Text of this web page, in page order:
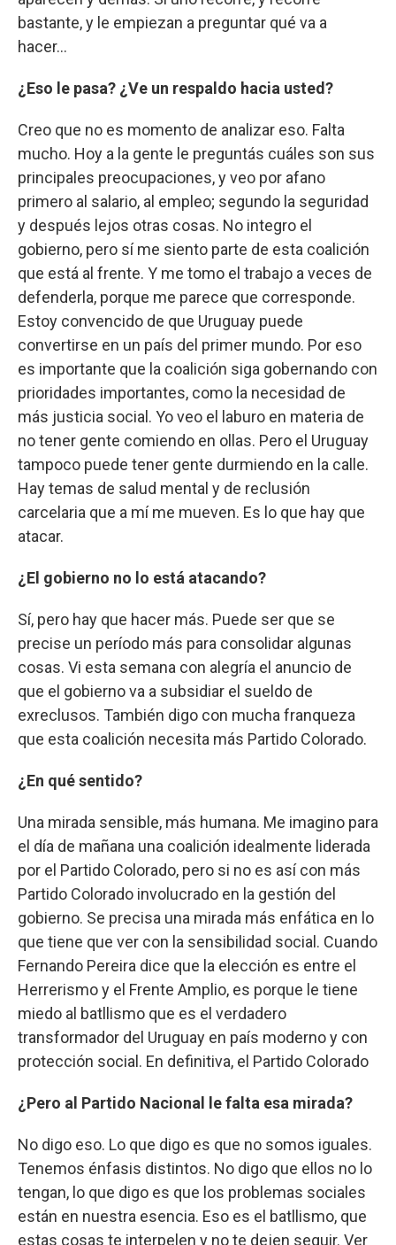
bastante, y le empiezan a preguntar qué va a
hacer…
¿Eso le pasa? ¿Ve un respaldo hacia usted?
Creo que no es momento de analizar eso. Falta
mucho. Hoy a la gente le preguntás cuáles son sus
principales preocupaciones, y veo por afano
primero al salario, al empleo; segundo la seguridad
y después lejos otras cosas. No integro el
gobierno, pero sí me siento parte de esta coalición
que está al frente. Y me tomo el trabajo a veces de
defenderla, porque me parece que corresponde.
Estoy convencido de que Uruguay puede
convertirse en un país del primer mundo. Por eso
es importante que la coalición siga gobernando con
prioridades importantes, como la necesidad de
más justicia social. Yo veo el laburo en materia de
no tener gente comiendo en ollas. Pero el Uruguay
tampoco puede tener gente durmiendo en la calle.
Hay temas de salud mental y de reclusión
carcelaria que a mí me mueven. Es lo que hay que
atacar.
¿El gobierno no lo está atacando?
Sí, pero hay que hacer más. Puede ser que se
precise un período más para consolidar algunas
cosas. Vi esta semana con alegría el anuncio de
que el gobierno va a subsidiar el sueldo de
exreclusos. También digo con mucha franqueza
que esta coalición necesita más Partido Colorado.
¿En qué sentido?
Una mirada sensible, más humana. Me imagino para
el día de mañana una coalición idealmente liderada
por el Partido Colorado, pero si no es así con más
Partido Colorado involucrado en la gestión del
gobierno. Se precisa una mirada más enfática en lo
que tiene que ver con la sensibilidad social. Cuando
Fernando Pereira dice que la elección es entre el
Herrerismo y el Frente Amplio, es porque le tiene
miedo al batllismo que es el verdadero
transformador del Uruguay en país moderno y con
protección social. En definitiva, el Partido Colorado
¿Pero al Partido Nacional le falta esa mirada?
No digo eso. Lo que digo es que no somos iguales.
Tenemos énfasis distintos. No digo que ellos no lo
tengan, lo que digo es que los problemas sociales
están en nuestra esencia. Eso es el batllismo, que
estas cosas te interpelen y no te dejen seguir. Ver